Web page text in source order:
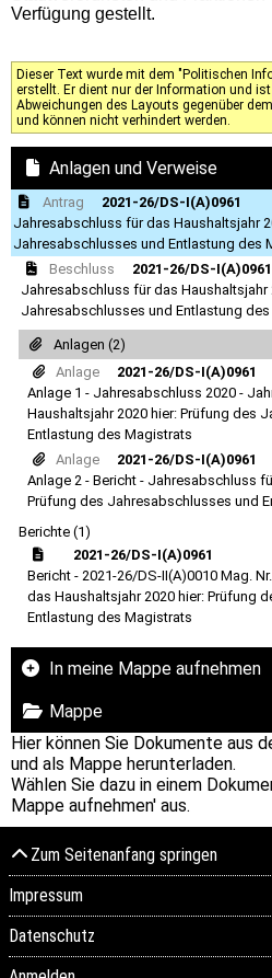
Verfügung gestellt.
Dieser Text wurde mit dem "Politischen
erstellt. Er dient nur der Information und
Abweichungen des Layouts gegenüber
und können nicht verhindert werden.
Anlagen und Verweise
Antrag
2021-26/DS-I(A)0961
Jahresabschluss für das Haushaltsjahr
Jahresabschlusses und Entlastung des
Beschluss
2021-26/DS-I(A)0961
Jahresabschluss für das Haushaltsjahr
Jahresabschlusses und Entlastung
Anlagen (2)
Anlage
2021-26/DS-I(A)0961
Anlage 1 - Jahresabschluss 2020 -
Haushaltsjahr 2020 hier: Prüfung des
Entlastung des Magistrats
Anlage
2021-26/DS-I(A)0961
Anlage 2 - Bericht - Jahresabschluss
Prüfung des Jahresabschlusses und
Berichte (1)
2021-26/DS-I(A)0961
Bericht - 2021-26/DS-II(A)0010 Mag.
das Haushaltsjahr 2020 hier: Prüfung
Entlastung des Magistrats
In meine Mappe aufnehmen
Mappe
Hier können Sie Dokumente aus
und als Mappe herunterladen.
Wählen Sie dazu in einem
Mappe aufnehmen' aus.
Zum Seitenanfang springen
Impressum
Datenschutz